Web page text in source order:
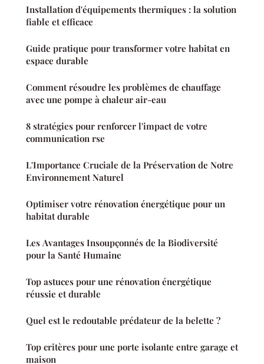
Installation d'équipements thermiques : la solution
fiable et efficace
Guide pratique pour transformer votre habitat en
espace durable
Comment résoudre les problèmes de chauffage
avec une pompe à chaleur air-eau
8 stratégies pour renforcer l'impact de votre
communication rse
L'Importance Cruciale de la Préservation de Notre
Environnement Naturel
Optimiser votre rénovation énergétique pour un
habitat durable
Les Avantages Insoupçonnés de la Biodiversité
pour la Santé Humaine
Top astuces pour une rénovation énergétique
réussie et durable
Quel est le redoutable prédateur de la belette ?
Top critères pour une porte isolante entre garage et
maison